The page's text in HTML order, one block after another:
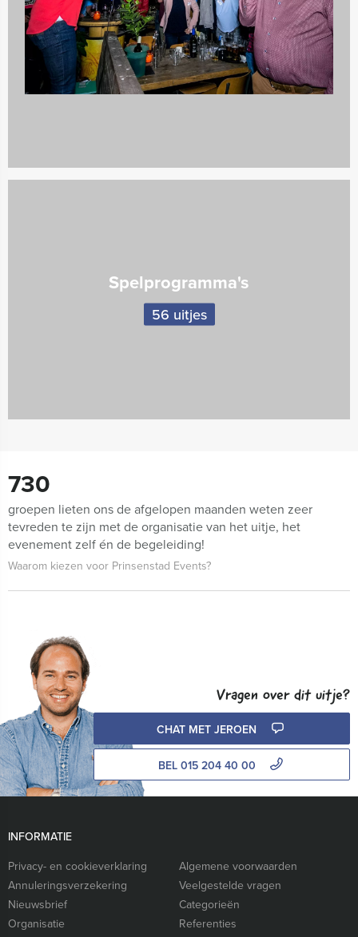
Bedrijfsuitjes
82 uitjes
Spelprogramma's
56 uitjes
730
groepen lieten ons de afgelopen maanden weten zeer
tevreden te zijn met de organisatie van het uitje, het
evenement zelf én de begeleiding!
Waarom kiezen voor Prinsenstad Events?
Vragen over dit uitje?
CHAT MET JEROEN
BEL 015 204 40 00
INFORMATIE
Privacy- en cookieverklaring
Algemene voorwaarden
Annuleringsverzekering
Veelgestelde vragen
Nieuwsbrief
Categorieën
Organisatie
Referenties